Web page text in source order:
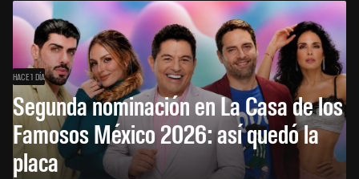
HACE 1 DÍA
Segunda nominación en La Casa de los
Famosos México 2026: así quedó la
placa